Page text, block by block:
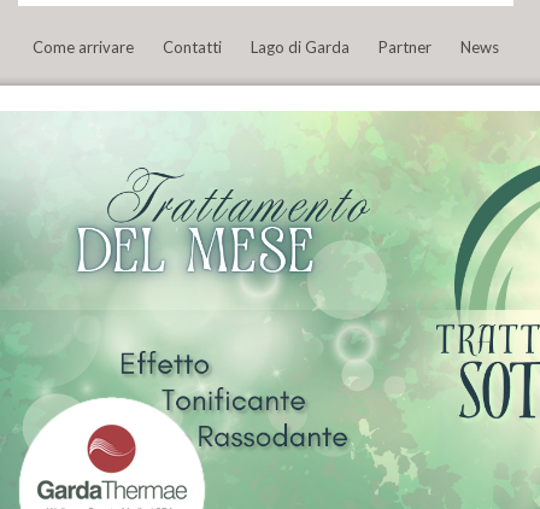
Come arrivare Contatti Lago di Garda Partner News